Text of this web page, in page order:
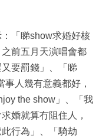
「睇show求婚好核
前五月天演唱會都
要罰錢」、「睇
人幾有意義都好，
the show」、「我
婚就算冇阻住人，
行為」、「騎劫